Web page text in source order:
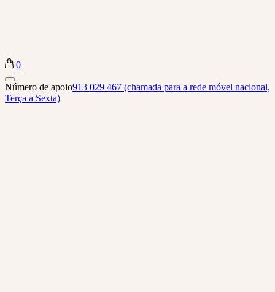
Biba Concept Store
0
Número de apoio913 029 467 (chamada para a rede móvel nacional,
Terça a Sexta)